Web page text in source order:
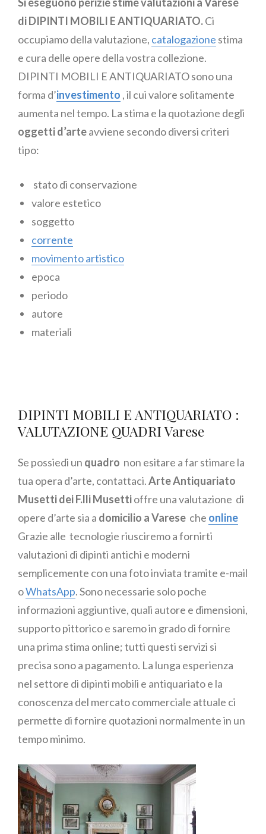
Si eseguono perizie stime valutazioni a Varese
di DIPINTI MOBILI E ANTIQUARIATO.Ci
occupiamo della valutazione, catalogazione stima
e cura delle opere della vostra collezione.
DIPINTI MOBILI E ANTIQUARIATO sono una
forma d’investimento , il cui valore solitamente
aumenta nel tempo. La stima e la quotazione degli
oggetti d’arteavviene secondo diversi criteri
tipo:
stato di conservazione
valore estetico
soggetto
corrente
movimento artistico
epoca
periodo
autore
materiali
DIPINTI MOBILI E ANTIQUARIATO :
VALUTAZIONE QUADRI Varese
Se possiedi un quadro non esitare a far stimare la
tua opera d’arte, contattaci.Arte Antiquariato
Musetti dei F.lli Musettioffre una valutazione di
opere d’arte sia a domicilio a Varese che online
Grazie alle tecnologie riusciremo a fornirti
valutazioni di dipinti antichi e moderni
semplicemente con una foto inviata tramite e-mail
oWhatsApp. Sono necessarie solo poche
informazioni aggiuntive, quali autore e dimensioni,
supporto pittorico e saremo in grado di fornire
una prima stima online; tutti questi servizi si
precisa sono a pagamento. La lunga esperienza
nel settore di dipinti mobili e antiquariato e la
conoscenza del mercato commerciale attuale ci
permette di fornire quotazioni normalmente in un
tempo minimo.